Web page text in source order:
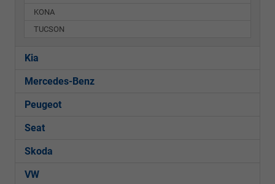
KONA
TUCSON
Kia
Mercedes-Benz
Peugeot
Seat
Skoda
VW